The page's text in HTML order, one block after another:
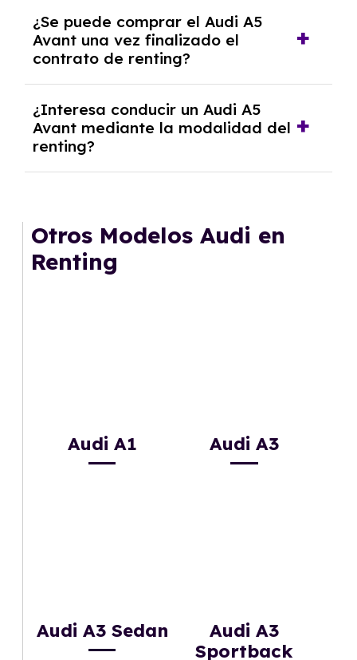
mejores ofertas de vehículos de renting con
todos los gastos incluidos y sin pagar
entradas.
¿Se puede comprar el Audi A5
Avant una vez finalizado el
contrato de renting?
renting se puede adquirir el coche. En este
caso tendrán que analizar los años, la
cantidad de kilómetros recorridos y el coste
del mercado actual.
¿Interesa conducir un Audi A5
Avant mediante la modalidad del
renting?
gusta cambiar de coche cada pocos años.
Otros Modelos Audi en
Renting
Audi A1 Audi A3
Audi A3 Sedan
Audi A3
Sportback